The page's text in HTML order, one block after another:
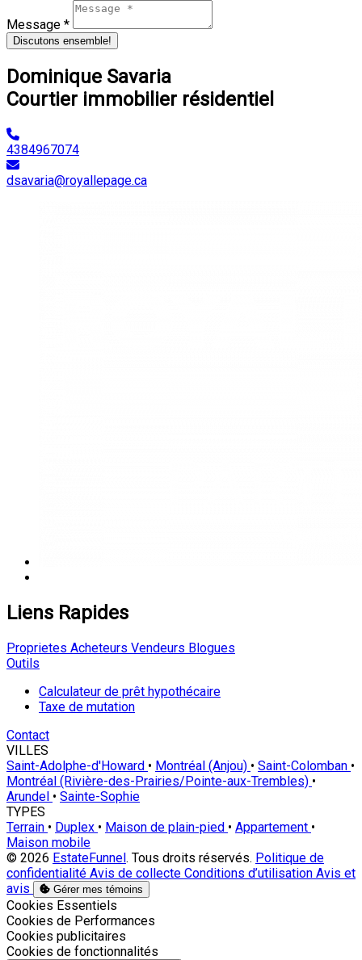
Message *
Discutons ensemble!
Dominique Savaria
Courtier immobilier résidentiel
4384967074
dsavaria@royallepage.ca
Liens Rapides
Proprietes Acheteurs Vendeurs Blogues
Outils
Calculateur de prêt hypothécaire
Taxe de mutation
Contact
VILLES
Saint-Adolphe-d'Howard • Montréal (Anjou) • Saint-Colomban •
Montréal (Rivière-des-Prairies/Pointe-aux-Trembles) •
Arundel • Sainte-Sophie
TYPES
Terrain • Duplex • Maison de plain-pied • Appartement •
Maison mobile
© 2026 EstateFunnel. Tous droits réservés. Politique de
confidentialité Avis de collecte Conditions d’utilisation Avis et
avis
Gérer mes témoins
Activer
Cookies Essentiels
Activer
Cookies de Performances
Activer
Cookies publicitaires
Activer
Cookies de fonctionnalités